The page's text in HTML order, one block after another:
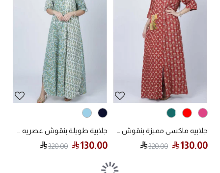
130.00
320.00
130.00
320.00